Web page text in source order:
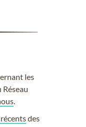
les
Réseau
des